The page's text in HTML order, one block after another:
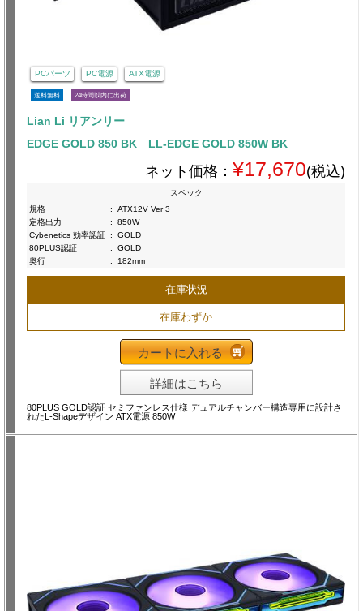
PCパーツ PC電源 ATX電源
送料無料 24時間以内に出荷
Lian Li リアンリー
EDGE GOLD 850 BK LL-EDGE GOLD 850W BK
ネット価格： ¥17,670(税込)
スペック
規格
:
ATX12V Ver 3
定格出力
:
850W
Cybenetics 効率認証 :
GOLD
80PLUS認証
:
GOLD
奥行
: 182mm
在庫状況
在庫わずか
カートに入れる
詳細はこちら
80PLUS GOLD認証 セミファンレス仕様 デュアルチャンバー構造専用に設計さ
れたL-Shapeデザイン ATX電源 850W